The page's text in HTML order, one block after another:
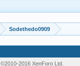
Sodethedo0909
©2010-2016 XenForo Ltd.